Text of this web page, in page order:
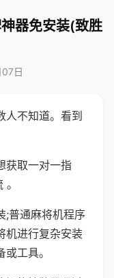
器免安装(致胜
日
人不知道。看到
获取一对一指
;普通麻将机程序
机进行复杂安装
工具。